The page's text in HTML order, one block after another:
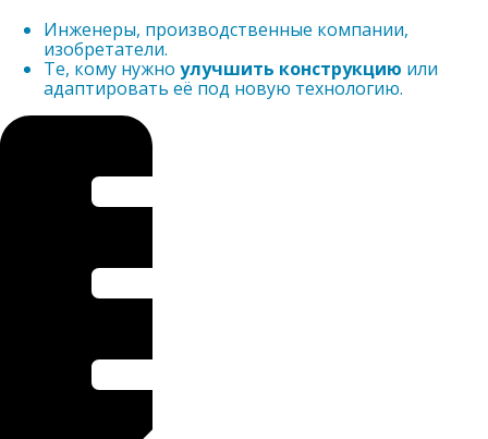
Инженеры, производственные компании,
изобретатели.
Те, кому нужно улучшить конструкцию или
адаптировать её под новую технологию.